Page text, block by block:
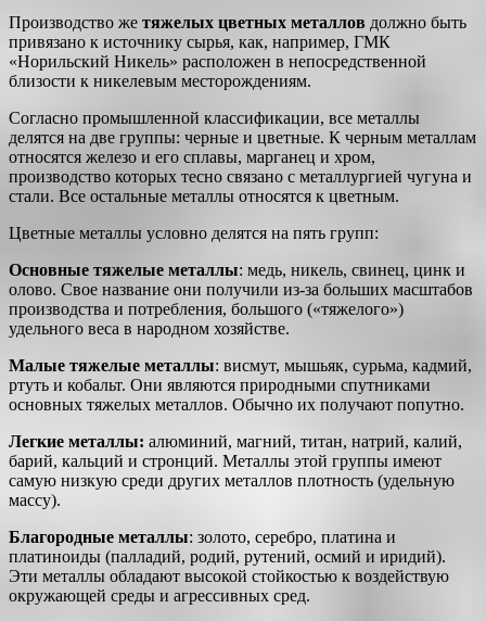
Производство же тяжелых цветных металлов должно быть
привязано к источнику сырья, как, например, ГМК
«Норильский Никель» расположен в непосредственной
близости к никелевым месторождениям.
Согласно промышленной классификации, все металлы
делятся на две группы: черные и цветные. К черным металлам
относятся железо и его сплавы, марганец и хром,
производство которых тесно связано с металлургией чугуна и
стали. Все остальные металлы относятся к цветным.
Цветные металлы условно делятся на пять групп:
Основные тяжелые металлы: медь, никель, свинец, цинк и
олово. Свое название они получили из-за больших масштабов
производства и потребления, большого («тяжелого»)
удельного веса в народном хозяйстве.
Малые тяжелые металлы: висмут, мышьяк, сурьма, кадмий,
ртуть и кобальт. Они являются природными спутниками
основных тяжелых металлов. Обычно их получают попутно.
Легкие металлы: алюминий, магний, титан, натрий, калий,
барий, кальций и стронций. Металлы этой группы имеют
самую низкую среди других металлов плотность (удельную
массу).
Благородные металлы: золото, серебро, платина и
платиноиды (палладий, родий, рутений, осмий и иридий).
Эти металлы обладают высокой стойкостью к воздействую
окружающей среды и агрессивных сред.